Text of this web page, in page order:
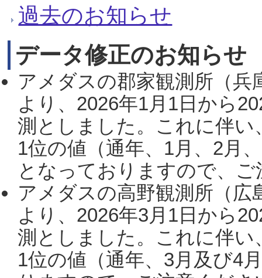
過去のお知らせ
データ修正のお知らせ
アメダスの郡家観測所（
より、2026年1月1日から
測としました。これに伴い
1位の値（通年、1月、2月
となっておりますので、
アメダスの高野観測所（
より、2026年3月1日から
測としました。これに伴い
1位の値（通年、3月及び4